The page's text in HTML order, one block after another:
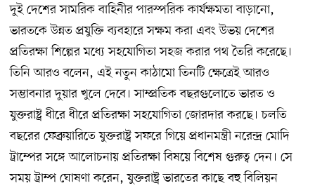
দুই দেশের সামরিক বাহিনীর পারস্পরিক কার্যক্ষমতা বাড়ানো,
ভারতকে উন্নত প্রযুক্তি ব্যবহারে সক্ষম করা এবং উভয় দেশের
প্রতিরক্ষা শিল্পের মধ্যে সহযোগিতা সহজ করার পথ তৈরি করেছে।
তিনি আরও বলেন, এই নতুন কাঠামো তিনটি ক্ষেত্রেই আরও
সম্ভাবনার দুয়ার খুলে দেবে। সাম্প্রতিক বছরগুলোতে ভারত ও
যুক্তরাষ্ট্র ধীরে ধীরে প্রতিরক্ষা সহযোগিতা জোরদার করছে। চলতি
বছরের ফেব্রুয়ারিতে যুক্তরাষ্ট্র সফরে গিয়ে প্রধানমন্ত্রী নরেন্দ্র মোদি
ট্রাম্পের সঙ্গে আলোচনায় প্রতিরক্ষা বিষয়ে বিশেষ গুরুত্ব দেন। সে
সময় ট্রাম্প ঘোষণা করেন, যুক্তরাষ্ট্র ভারতের কাছে বহু বিলিয়ন